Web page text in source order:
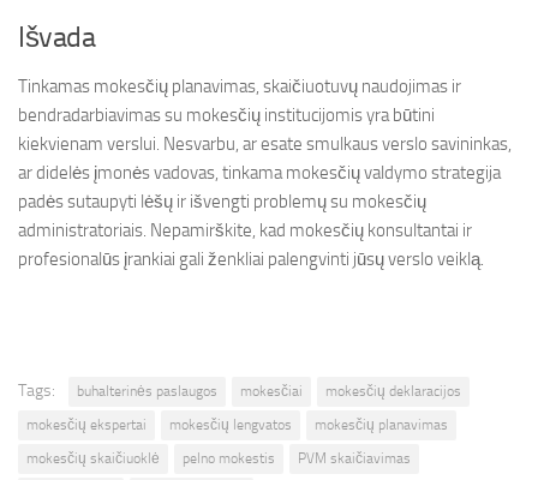
Išvada
Tinkamas mokesčių planavimas, skaičiuotuvų naudojimas ir
bendradarbiavimas su mokesčių institucijomis yra būtini
kiekvienam verslui. Nesvarbu, ar esate smulkaus verslo savininkas,
ar didelės įmonės vadovas, tinkama mokesčių valdymo strategija
padės sutaupyti lėšų ir išvengti problemų su mokesčių
administratoriais. Nepamirškite, kad mokesčių konsultantai ir
profesionalūs įrankiai gali ženkliai palengvinti jūsų verslo veiklą.
Tags: buhalterinės paslaugos mokesčiai
mokesčių deklaracijos
mokesčių ekspertai
mokesčių lengvatos
mokesčių planavimas
mokesčių skaičiuoklė
pelno mokestis PVM skaičiavimas